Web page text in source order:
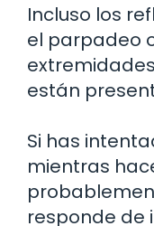
Incluso los
el parpadeo
están
Si has
mientras
responde de